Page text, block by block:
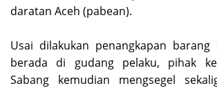
daratan Aceh (pabean).
Usai dilakukan penangkapan
berada di gudang pelaku, pihak
Sabang kemudian mengsegel